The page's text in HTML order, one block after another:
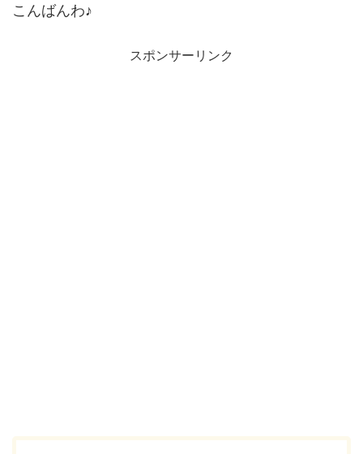
こんばんわ♪
スポンサーリンク